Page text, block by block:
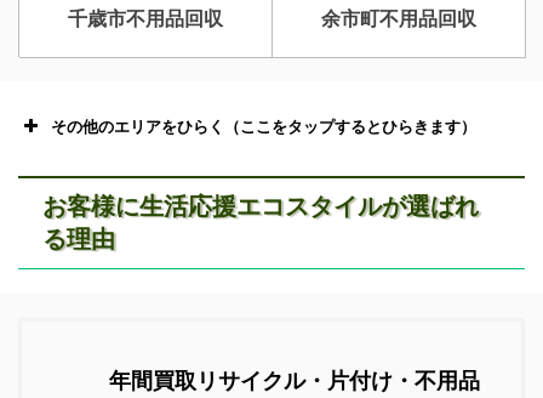
千歳市不用品回収 余市町不用品回収
その他のエリアをひらく（ここをタップするとひらきます）
お客様に生活応援エコスタイルが選ばれ
る理由
年間買取リサイクル・片付け・不用品